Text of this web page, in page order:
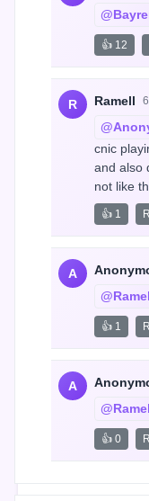
👍 12
R Ramell
cnic
and also
not like
👍 1
A
👍 1
A
👍 0